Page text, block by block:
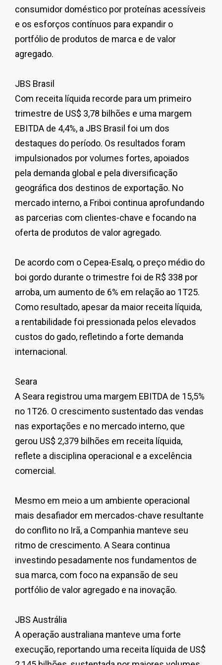
consumidor doméstico por proteínas acessíveis
e os esforços contínuos para expandir o
portfólio de produtos de marca e de valor
agregado.
JBS Brasil
Com receita líquida recorde para um primeiro
trimestre de US$ 3,78 bilhões e uma margem
EBITDA de 4,4%, a JBS Brasil foi um dos
destaques do período. Os resultados foram
impulsionados por volumes fortes, apoiados
pela demanda global e pela diversificação
geográfica dos destinos de exportação. No
mercado interno, a Friboi continua aprofundando
as parcerias com clientes-chave e focando na
oferta de produtos de valor agregado.
De acordo com o Cepea-Esalq, o preço médio do
boi gordo durante o trimestre foi de R$ 338 por
arroba, um aumento de 6% em relação ao 1T25.
Como resultado, apesar da maior receita líquida,
a rentabilidade foi pressionada pelos elevados
custos do gado, refletindo a forte demanda
internacional.
Seara
A Seara registrou uma margem EBITDA de 15,5%
no 1T26. O crescimento sustentado das vendas
nas exportações e no mercado interno, que
gerou US$ 2,379 bilhões em receita líquida,
reflete a disciplina operacional e a excelência
comercial.
Mesmo em meio a um ambiente operacional
mais desafiador em mercados-chave resultante
do conflito no Irã, a Companhia manteve seu
ritmo de crescimento. A Seara continua
investindo pesadamente nos fundamentos de
sua marca, com foco na expansão de seu
portfólio de valor agregado e na inovação.
JBS Austrália
A operação australiana manteve uma forte
execução, reportando uma receita líquida de US$